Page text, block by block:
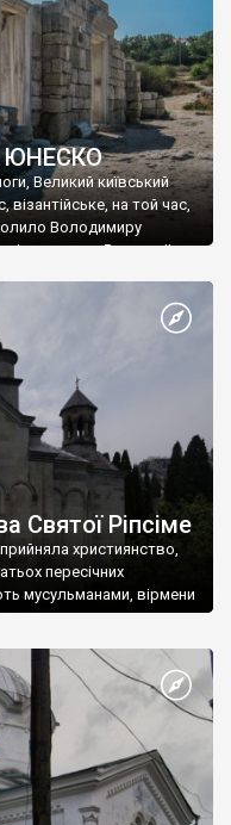
ЮНЕСКО
Великий київський
на той час,
Володимиру
імператору Василю ІІ, та
Василем-християнином.
Херсонесу Таврійського
Святої Ріпсіме
християнство,
пересічних
мусульманами, вірмени